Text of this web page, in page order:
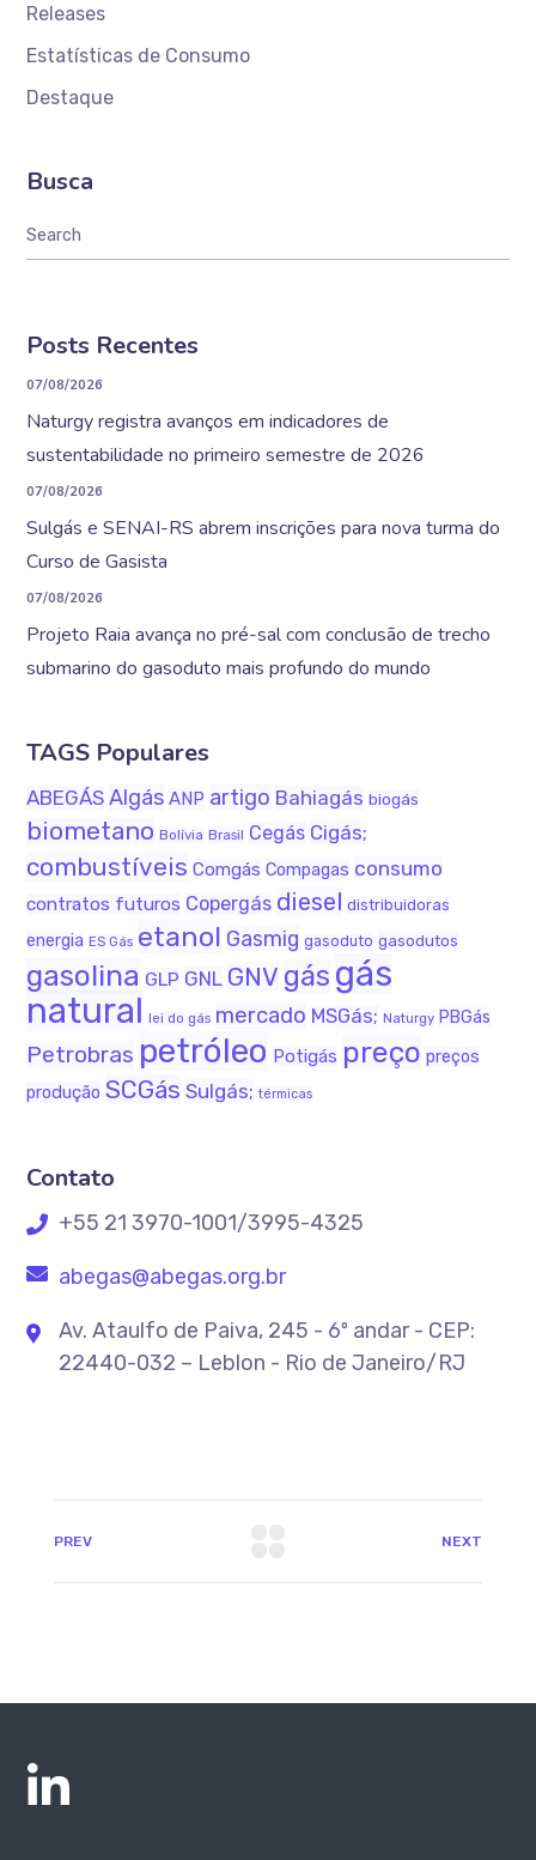
Releases
Estatísticas de Consumo
Destaque
Busca
Posts Recentes
07/08/2026
Naturgy registra avanços em indicadores de
sustentabilidade no primeiro semestre de 2026
07/08/2026
Sulgás e SENAI-RS abrem inscrições para nova turma do
Curso de Gasista
07/08/2026
Projeto Raia avança no pré-sal com conclusão de trecho
submarino do gasoduto mais profundo do mundo
TAGS Populares
ABEGÁS Algás ANP artigo Bahiagás biogás
biometano Bolívia Brasil Cegás Cigás;
combustíveis Comgás Compagas consumo
contratos futuros Copergás diesel distribuidoras
energia ES Gás etanol Gasmig gasoduto gasodutos
gasolina GLP GNL GNV gás gás
natural lei do gás mercado MSGás; Naturgy PBGás
Petrobras petróleo Potigás preço preços
produção SCGás Sulgás; térmicas
Contato
+55 21 3970-1001/3995-4325
abegas@abegas.org.br
Av. Ataulfo de Paiva, 245 - 6º andar - CEP:
22440-032 – Leblon - Rio de Janeiro/RJ
PREV NEXT